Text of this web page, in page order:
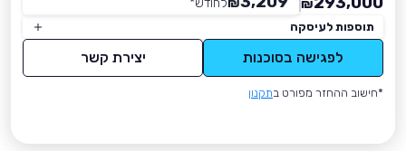
₪
₪לחודש*
תוספות לעיסקה
לפגישה בסוכנות יצירת קשר
*חישוב ההחזר מפורט בתקנון